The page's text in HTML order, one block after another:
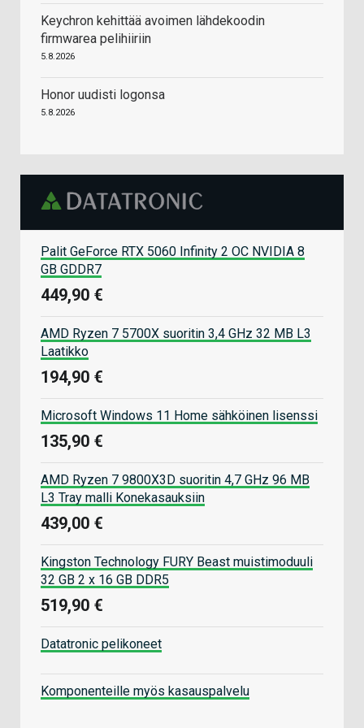
Keychron kehittää avoimen lähdekoodin
firmwarea pelihiiriin
5.8.2026
Honor uudisti logonsa
5.8.2026
Palit GeForce RTX 5060 Infinity 2 OC NVIDIA 8
GB GDDR7
449,90 €
AMD Ryzen 7 5700X suoritin 3,4 GHz 32 MB L3
Laatikko
194,90 €
Microsoft Windows 11 Home sähköinen lisenssi
135,90 €
AMD Ryzen 7 9800X3D suoritin 4,7 GHz 96 MB
L3 Tray malli Konekasauksiin
439,00 €
Kingston Technology FURY Beast muistimoduuli
32 GB 2 x 16 GB DDR5
519,90 €
Datatronic pelikoneet
Komponenteille myös kasauspalvelu